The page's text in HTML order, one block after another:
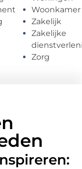
Woonkamer
Zakelijk
Zakelijke
Zorg